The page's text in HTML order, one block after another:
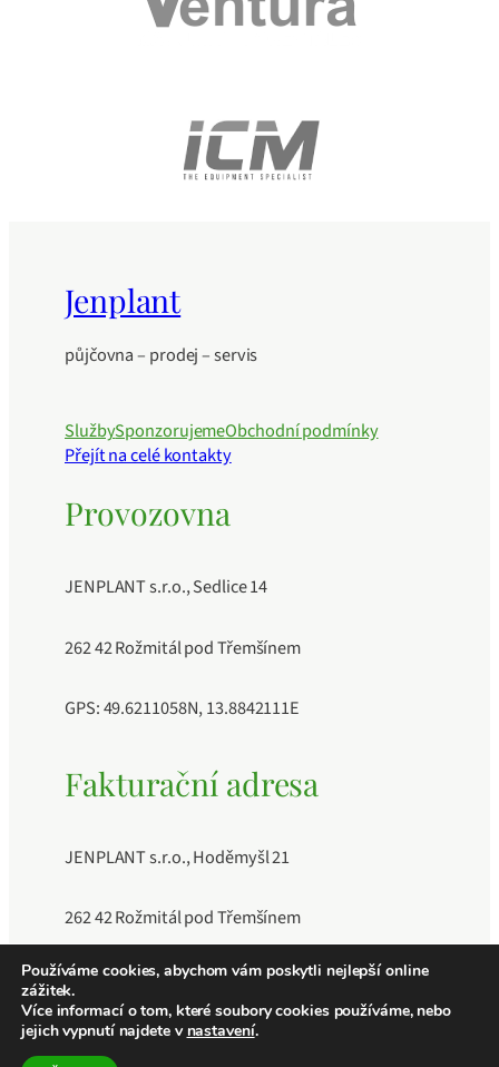
Jenplant
půjčovna – prodej – servis
SlužbySponzorujemeObchodní podmínky
Přejít na celé kontakty
Provozovna
JENPLANT s.r.o., Sedlice 14
262 42 Rožmitál pod Třemšínem
GPS: 49.6211058N, 13.8842111E
Fakturační adresa
JENPLANT s.r.o., Hoděmyšl 21
262 42 Rožmitál pod Třemšínem
IČO: 11883189, DIČ: CZ11883189, Číslo účtu:
241040409/0600
Používáme cookies, abychom vám poskytli nejlepší online
zážitek.
Více informací o tom, které soubory cookies používáme, nebo
jejich vypnutí najdete v nastavení.